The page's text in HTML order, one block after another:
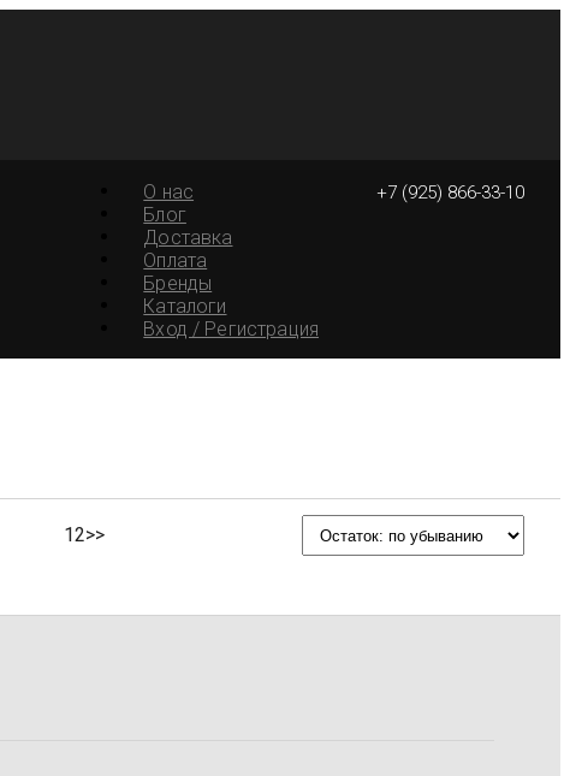
+7 (925) 866-33-10
О нас
Блог
Доставка
Оплата
Бренды
Каталоги
Вход / Регистрация
12>>